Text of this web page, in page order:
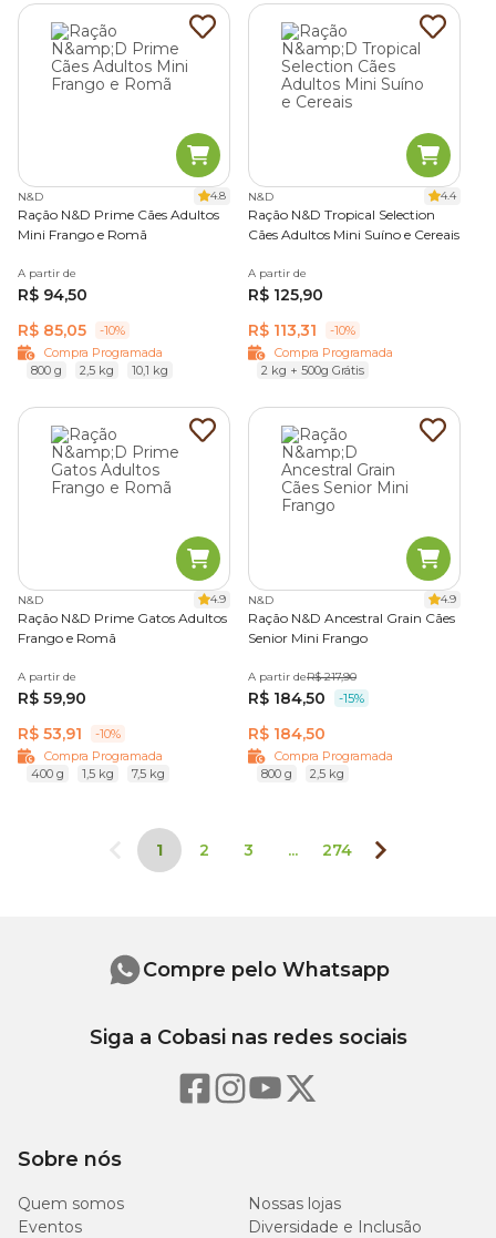
N&D 4.8
Ração N&D Prime Cães Adultos
Mini Frango e Romã
A partir de
R$ 94,50
R$ 85,05
-10%
Compra Programada
800 g
2,5 kg 10,1 kg
N&D 4.4
Ração N&D Tropical Selection
Cães Adultos Mini Suíno e Cereais
A partir de
R$ 125,90
R$ 113,31
-10%
Compra Programada
2 kg + 500g Grátis
N&D 4.9
Ração N&D Prime Gatos Adultos
Frango e Romã
A partir de
R$ 59,90
R$ 53,91
-10%
Compra Programada
400 g
1,5 kg 7,5 kg
N&D 4.9
Ração N&D Ancestral Grain Cães
Senior Mini Frango
A partir deR$ 217,90
R$ 184,50 -15%
R$ 184,50
Compra Programada
800 g
2,5 kg
1 2 3 ... 274
Sobre nós
Quem somos
Nossas lojas
Eventos
Diversidade e Inclusão
Compre pelo Whatsapp
Siga a Cobasi nas redes sociais